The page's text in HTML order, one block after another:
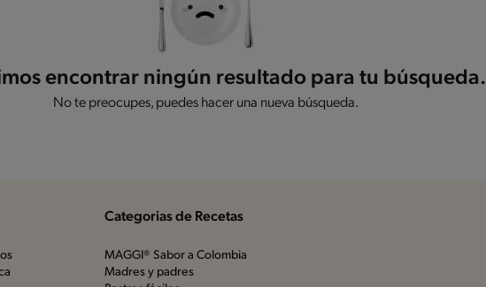
encontrar ningún resultado para tu búsqueda.
No te preocupes, puedes hacer una nueva búsqueda.
Categorias de Recetas
MAGGI® Sabor a Colombia
Madres y padres